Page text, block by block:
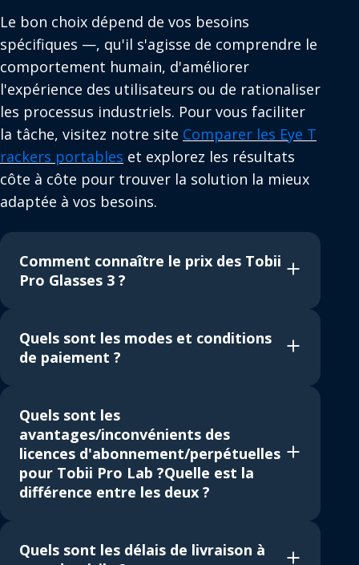
Le bon choix dépend de vos besoins
spécifiques —, qu'il s'agisse de comprendre le
comportement humain, d'améliorer
l'expérience des utilisateurs ou de rationaliser
les processus industriels. Pour vous faciliter
la tâche, visitez notre site Comparer les Eye T
rackers portables et explorez les résultats
côte à côte pour trouver la solution la mieux
adaptée à vos besoins.
Comment connaître le prix des Tobii
Pro Glasses 3 ?
Quels sont les modes et conditions
de paiement ?
Quels sont les
avantages/inconvénients des
licences d'abonnement/perpétuelles
pour Tobii Pro Lab ?Quelle est la
différence entre les deux ?
Quels sont les délais de livraison à